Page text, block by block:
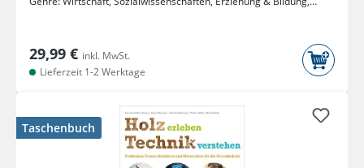
29,99 € inkl. MwSt.
Lieferzeit 1-2 Werktage
Taschenbuch